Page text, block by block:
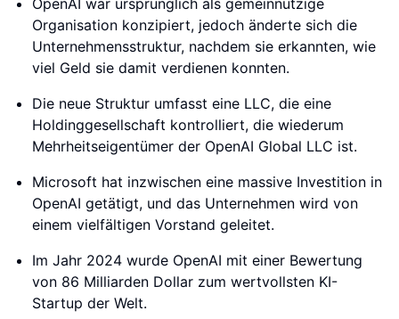
OpenAI war ursprünglich als gemeinnützige
Organisation konzipiert, jedoch änderte sich die
Unternehmensstruktur, nachdem sie erkannten, wie
viel Geld sie damit verdienen konnten.
Die neue Struktur umfasst eine LLC, die eine
Holdinggesellschaft kontrolliert, die wiederum
Mehrheitseigentümer der OpenAI Global LLC ist.
Microsoft hat inzwischen eine massive Investition in
OpenAI getätigt, und das Unternehmen wird von
einem vielfältigen Vorstand geleitet.
Im Jahr 2024 wurde OpenAI mit einer Bewertung
von 86 Milliarden Dollar zum wertvollsten KI-
Startup der Welt.